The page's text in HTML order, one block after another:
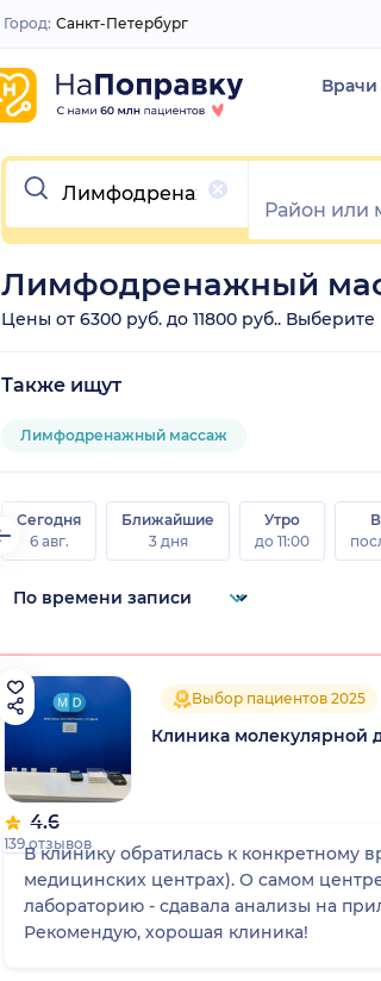
Закрыть
Город: Санкт-Петербург
Врачи
Очистить
Лимфодренажный
Цены от 6300 руб. до 11800 руб..
Также ищут
Лимфодренажный массаж
Сегодня
6 авг.
Ближайшие
3 дня
Утро
до 11:00
4.6
139 отзывов
Выбор пациентов 2025
Клиника молекулярной
В клинику обратилась к конкретному
медицинских центрах). О самом
лабораторию - сдавала анализы на
Рекомендую, хорошая клиника!